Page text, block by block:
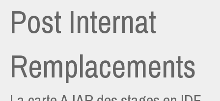
Post Internat
Remplacements